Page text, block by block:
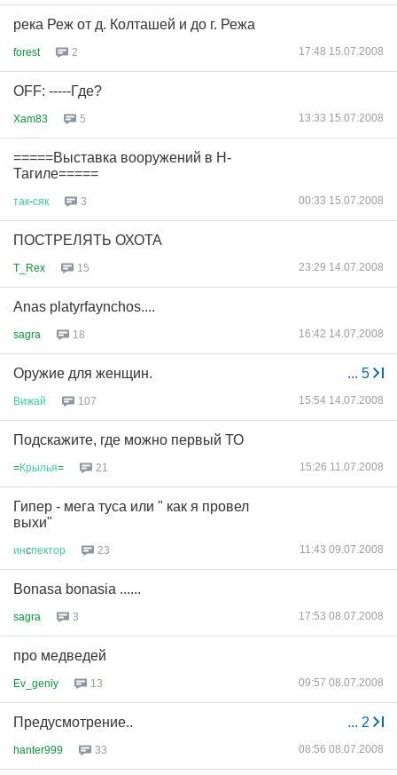
река Реж от д. Колташей и до г. Режа
forest 2 17:48 15.07.2008
OFF: -----Где?
Xam83 5 13:33 15.07.2008
=====Выставка вооружений в Н-
Тагиле=====
так-сяк 3 00:33 15.07.2008
ПОСТРЕЛЯТЬ ОХОТА
T_Rex 15 23:29 14.07.2008
Anas platyrfaynchos....
sagra 18 16:42 14.07.2008
... 5
Оружие для женщин.
Вижай 107 15:54 14.07.2008
Подскажите, где можно первый ТО
=Крылья= 21 15:26 11.07.2008
Гипер - мега туса или " как я провел
выхи"
инcпектор 23 11:43 09.07.2008
Bonasa bonasia ......
sagra 3 17:53 08.07.2008
про медведей
Ev_geniy 13 09:57 08.07.2008
... 2
Предусмотрение..
hanter999 33 08:56 08.07.2008